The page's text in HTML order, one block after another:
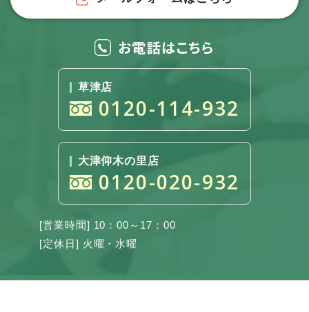
お電話はこちら
草津店
0120-114-932
大津仰木の里店
0120-020-932
[営業時間] 10：00～17：00
[定休日] 火曜・水曜